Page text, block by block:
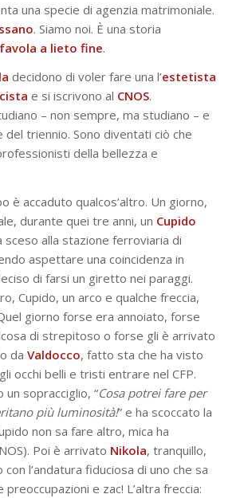
una specie di agenzia matrimoniale.
. Siamo noi. È una storia
a lieto fine.
decidono di voler fare una l’estetista
e si iscrivono al CNOS.
– non sempre, ma studiano – e
del triennio. Sono diventati ciò che
della bellezza e
è accaduto qualcos’altro. Un giorno,
durante quei tre anni, un Cupido
sceso alla stazione ferroviaria di
aspettare una coincidenza in
di farsi un giretto nei paraggi.
Cupido, un arco e qualche freccia,
giorno forse era annoiato, forse
di strepitoso o forse gli è arrivato
da Valdocco, fatto sta che ha visto
occhi belli e tristi entrare nel CFP.
un sopracciglio, “Cosa potrei fare per
più luminosità!” e ha scoccato la
non sa fare altro, mica ha
Poi è arrivato Nikola, tranquillo,
l’andatura fiduciosa di uno che sa
e zac! L’altra freccia: